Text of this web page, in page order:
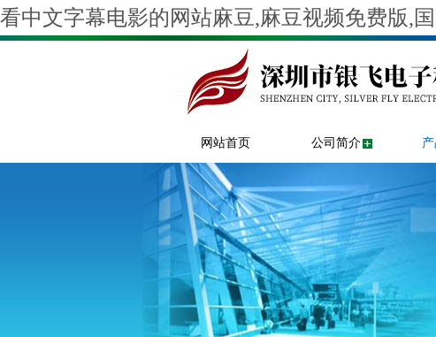
看中文字幕电影的网站麻豆,麻豆视频免费版,
网站首页 公司简介